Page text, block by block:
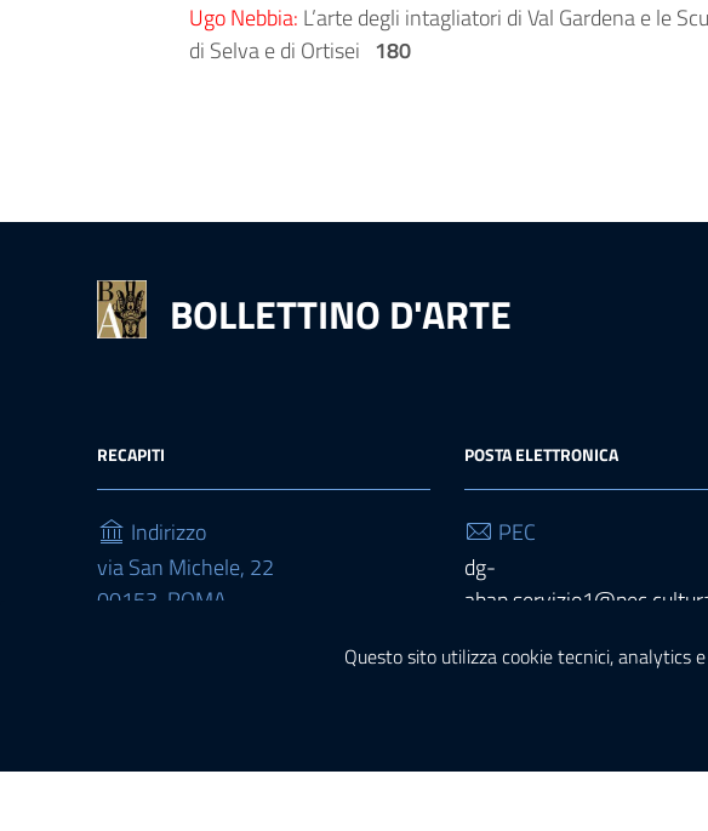
Questo sito utilizza cookie tecnici, analytics
Ugo Nebbia: L’arte degli intagliatori di Val Gardena e le
di Selva e di Ortisei 180
BOLLETTINO D'ARTE
RECAPITI
Indirizzo
via San Michele, 22
00153, ROMA
POSTA ELETTRONICA
PEC
dg-
Email